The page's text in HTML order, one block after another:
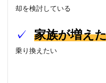
却を検討している
✓ 家族が増え
乗り換えたい